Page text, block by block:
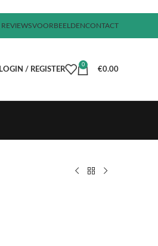
REVIEWSVOORBEELDENCONTACT
LOGIN / REGISTER
0
€0.00